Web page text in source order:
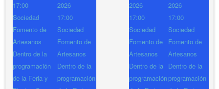
17:00
Sociedad
Fomento de
Artesanos
Dentro de la
programación
de la Feria y
2026
17:00
Sociedad
Fomento de
Artesanos
Dentro de la
programación
2026
17:00
Sociedad
Fomento de
Artesanos
Dentro de la
programación
2026
17:00
Sociedad
Fomento de
Artesanos
Dentro de la
programación